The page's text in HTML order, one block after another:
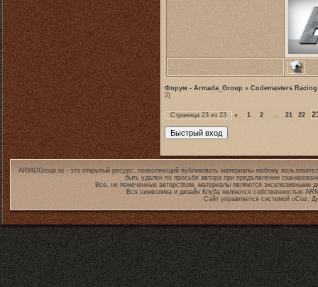
Форум - Armada_Group » Codemasters Racing
2)
Страница 23 из 23 « 1 2 … 21 22
ARMDGroup.ru - это открытый ресурс, позволяющий публиковать материалы любому
быть удален по просьбе автора при предъявлении
Все, не помеченные авторством, материалы являются эксклюзивными
Вся символика и дизайн Клуба являются собственностью
Сайт управляется системой uCoz.